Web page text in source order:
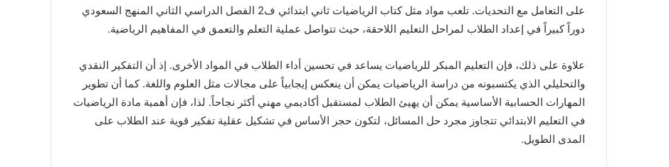
على التعامل مع التحديات. تلعب مواد مثل كتاب الرياضيات ثاني ابتدائي ف2 الفصل الدراسي الثاني المنهج السعودي
دوراً كبيراً في إعداد الطلاب لمراحل التعليم اللاحقة، حيث تتواصل عملية التعلم والتعمق في المفاهيم الرياضية.
علاوة على ذلك، فإن التعليم المبكر للرياضيات يساعد في تحسين أداء الطلاب في المواد الأخرى. إذ أن التفكير النقدي
والتحليلي الذي يكتسبونه من دراسة الرياضيات يمكن أن ينعكس إيجابياً على مجالات مثل العلوم واللغة. كما أن تطوير
المهارات الحسابية الأساسية يمكن أن يهيئ الطلاب لمستقبل أكاديمي مهني أكثر نجاحاً. لذا، فإن أهمية مادة الرياضيات
في التعليم الابتدائي تتجاوز مجرد حل المسائل، لتكون حجر الأساس في تشكيل عقلية تفكير قوية عند الطلاب على
المدى الطويل.